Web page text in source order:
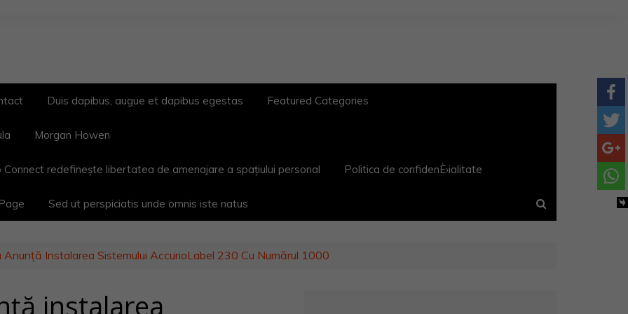
Duis dapibus, augue et dapibus egestas Featured Categories
Morgan Howen
Connect redefinește libertatea de amenajare a spațiului personal Politica de confidenÈ›ialitate
Sed ut perspiciatis unde omnis iste natus
Anunță Instalarea Sistemului AccurioLabel 230 Cu Numărul 1000
instalarea